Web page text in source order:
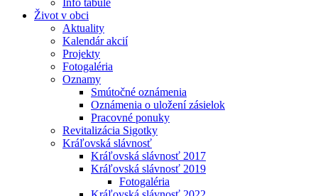
Info tabule
Život v obci
Aktuality
Kalendár akcií
Projekty
Fotogaléria
Oznamy
Smútočné oznámenia
Oznámenia o uložení zásielok
Pracovné ponuky
Revitalizácia Sigotky
Kráľovská slávnosť
Kráľovská slávnosť 2017
Kráľovská slávnosť 2019
Fotogaléria